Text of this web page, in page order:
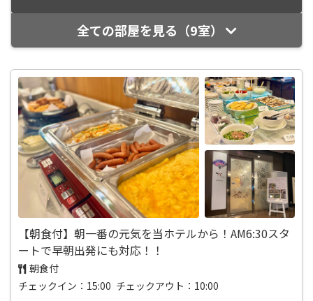
全ての部屋を見る（9室）
【朝食付】朝一番の元気を当ホテルから！AM6:30スタ
ートで早朝出発にも対応！！
朝食付
チェックイン：15:00 チェックアウト：10:00